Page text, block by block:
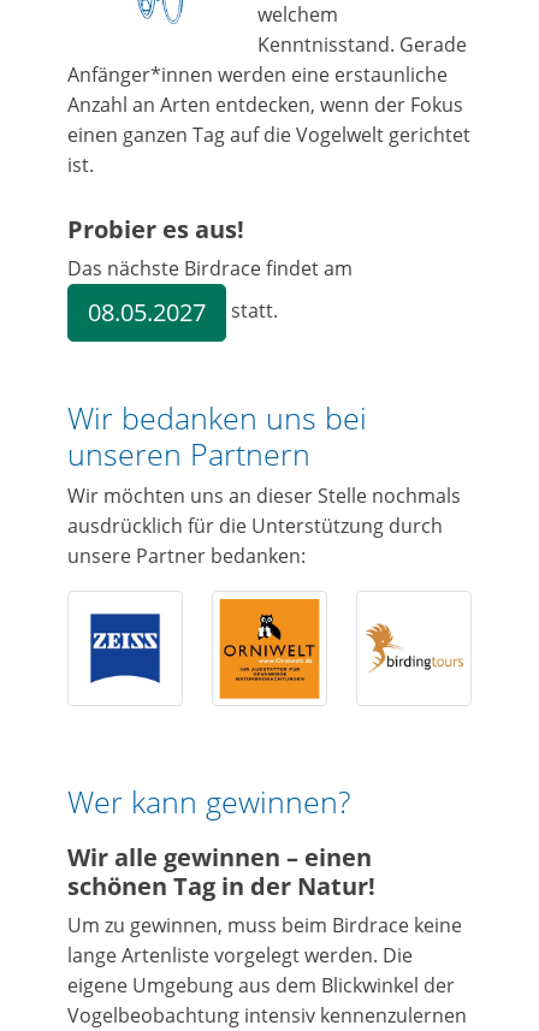
welchem
Kenntnisstand. Gerade
Anfänger*innen werden eine erstaunliche
Anzahl an Arten entdecken, wenn der Fokus
einen ganzen Tag auf die Vogelwelt gerichtet
ist.
Probier es aus!
Das nächste Birdrace findet am
08.05.2027 statt.
Wir bedanken uns bei
unseren Partnern
Wir möchten uns an dieser Stelle nochmals
ausdrücklich für die Unterstützung durch
unsere Partner bedanken:
Wer kann gewinnen?
Wir alle gewinnen – einen
schönen Tag in der Natur!
Um zu gewinnen, muss beim Birdrace keine
lange Artenliste vorgelegt werden. Die
eigene Umgebung aus dem Blickwinkel der
Vogelbeobachtung intensiv kennenzulernen